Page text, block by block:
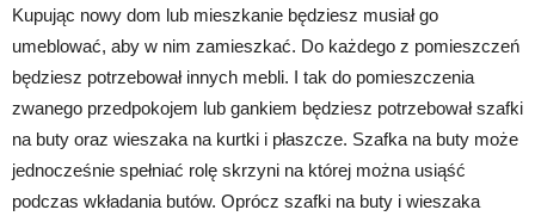
Kupując nowy dom lub mieszkanie będziesz musiał go
umeblować, aby w nim zamieszkać. Do każdego z pomieszczeń
będziesz potrzebował innych mebli. I tak do pomieszczenia
zwanego przedpokojem lub gankiem będziesz potrzebował szafki
na buty oraz wieszaka na kurtki i płaszcze. Szafka na buty może
jednocześnie spełniać rolę skrzyni na której można usiąść
podczas wkładania butów. Oprócz szafki na buty i wieszaka